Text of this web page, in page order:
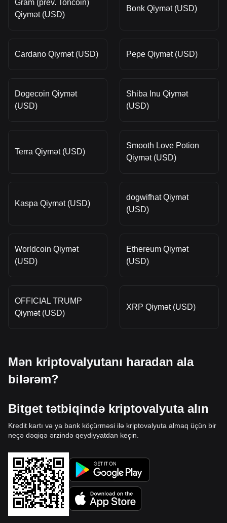
Gram (prev. Toncoin)
Qiymət (USD)
Bonk Qiymət (USD)
Cardano Qiymət (USD) Pepe Qiymət (USD)
Dogecoin Qiymət
(USD)
Shiba Inu Qiymət
(USD)
Terra Qiymət (USD)
Smooth Love Potion
Qiymət (USD)
Kaspa Qiymət (USD)
dogwifhat Qiymət
(USD)
Worldcoin Qiymət
(USD)
Ethereum Qiymət
(USD)
OFFICIAL TRUMP
Qiymət (USD)
XRP Qiymət (USD)
Mən kriptovalyutanı haradan ala
bilərəm?
Bitget tətbiqində kriptovalyuta alın
Kredit kartı və ya bank köçürməsi ilə kriptovalyuta almaq üçün bir
neçə dəqiqə ərzində qeydiyyatdan keçin.